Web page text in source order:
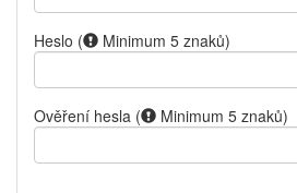
Heslo ( Minimum 5 znaků)
Ověření hesla ( Minimum 5 znaků)